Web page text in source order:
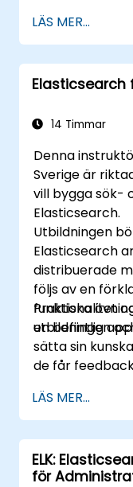
Koppla
Logstash
Utöka
Skala
LÄS MER...
Elasticsearch
14 Timmar
Denna
Sverige är
vill bygga sök-
Elasticsearch.
Utbildningen
Elasticsearch
distribuerade
följs av en
funktionalitet
en befintlig
Praktiska
utbildningen
sätta sin
de får
LÄS MER...
ELK:
för